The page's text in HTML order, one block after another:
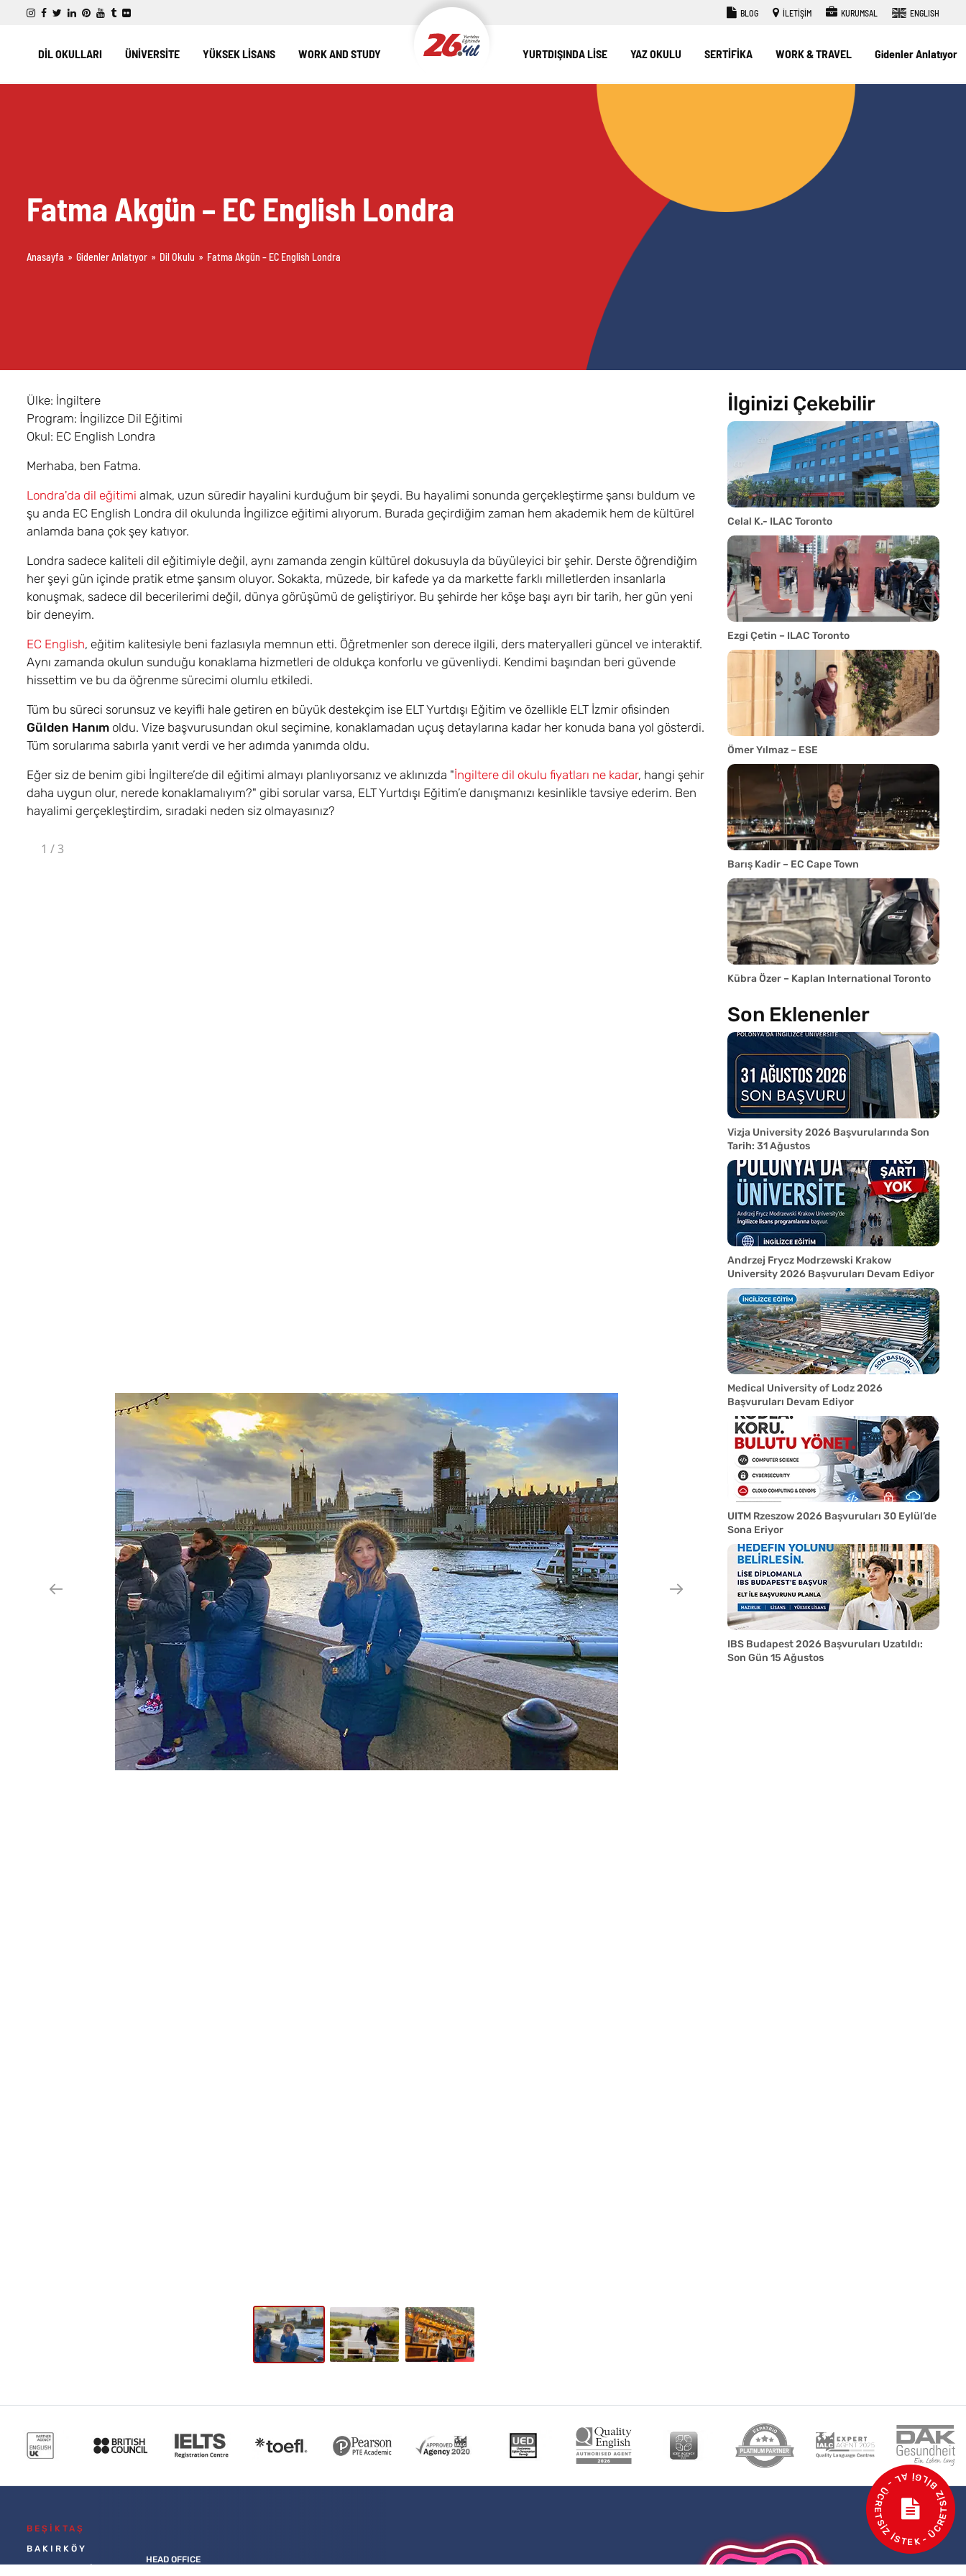
BLOG İLETİŞİM KURUMSAL ENGLISH
DİL OKULLARI ÜNİVERSİTE YÜKSEK LİSANS WORK AND STUDY YURTDIŞINDA LİSE YAZ OKULU SERTİFİKA WORK & TRAVEL Gidenler Anlatıyor
Fatma Akgün – EC English Londra
Anasayfa » Gidenler Anlatıyor » Dil Okulu » Fatma Akgün – EC English Londra
İlginizi Çekebilir
Celal K.- ILAC Toronto
Ezgi Çetin – ILAC Toronto
Ömer Yılmaz – ESE
Barış Kadir – EC Cape Town
Kübra Özer – Kaplan International Toronto
Son Eklenenler
Vizja University 2026 Başvurularında Son
Tarih: 31 Ağustos
Andrzej Frycz Modrzewski Krakow
University 2026 Başvuruları Devam Ediyor
Medical University of Lodz 2026
Başvuruları Devam Ediyor
UITM Rzeszow 2026 Başvuruları 30 Eylül’de
Sona Eriyor
IBS Budapest 2026 Başvuruları Uzatıldı:
Son Gün 15 Ağustos
Ülke: İngiltere
Program: İngilizce Dil Eğitimi
Okul: EC English Londra
Merhaba, ben Fatma.
Londra'da dil eğitimi almak, uzun süredir hayalini kurduğum bir şeydi. Bu hayalimi sonunda gerçekleştirme şansı buldum ve
şu anda EC English Londra dil okulunda İngilizce eğitimi alıyorum. Burada geçirdiğim zaman hem akademik hem de kültürel
anlamda bana çok şey katıyor.
Londra sadece kaliteli dil eğitimiyle değil, aynı zamanda zengin kültürel dokusuyla da büyüleyici bir şehir. Derste öğrendiğim
her şeyi gün içinde pratik etme şansım oluyor. Sokakta, müzede, bir kafede ya da markette farklı milletlerden insanlarla
konuşmak, sadece dil becerilerimi değil, dünya görüşümü de geliştiriyor. Bu şehirde her köşe başı ayrı bir tarih, her gün yeni
bir deneyim.
EC English, eğitim kalitesiyle beni fazlasıyla memnun etti. Öğretmenler son derece ilgili, ders materyalleri güncel ve interaktif.
Aynı zamanda okulun sunduğu konaklama hizmetleri de oldukça konforlu ve güvenliydi. Kendimi başından beri güvende
hissettim ve bu da öğrenme sürecimi olumlu etkiledi.
Tüm bu süreci sorunsuz ve keyifli hale getiren en büyük destekçim ise ELT Yurtdışı Eğitim ve özellikle ELT İzmir ofisinden
Gülden Hanım oldu. Vize başvurusundan okul seçimine, konaklamadan uçuş detaylarına kadar her konuda bana yol gösterdi.
Tüm sorularıma sabırla yanıt verdi ve her adımda yanımda oldu.
Eğer siz de benim gibi İngiltere’de dil eğitimi almayı planlıyorsanız ve aklınızda "İngiltere dil okulu fiyatları ne kadar, hangi şehir
daha uygun olur, nerede konaklamalıyım?" gibi sorular varsa, ELT Yurtdışı Eğitim’e danışmanızı kesinlikle tavsiye ederim. Ben
hayalimi gerçekleştirdim, sıradaki neden siz olmayasınız?
1 /3
BEŞİKTAŞ
BAKIRKÖY
HEAD OFFICE - ÜCRETSİZ BİLGİ AL - ÜCRETSİZ İSTEK